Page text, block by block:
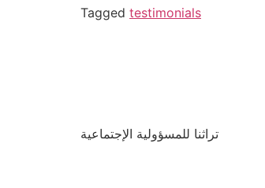
Tagged testimonials
تراثنا للمسؤولية الإجتماعية